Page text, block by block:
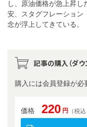
し、原油価格が急上昇
安、スタグフレーション
念が浮上してきている。
記事の購入（ダウ
購入には会員登録が必
価格 220 円 （税込